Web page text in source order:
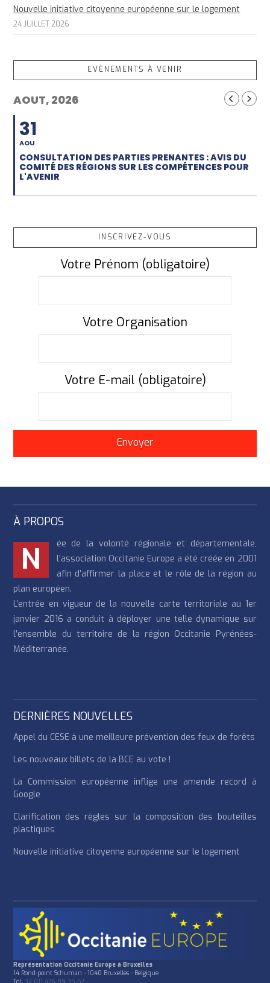
Nouvelle initiative citoyenne européenne sur le logement
24 JUILLET 2026
EVÈNEMENTS À VENIR
AOUT, 2026
31
AOU
CONSULTATION DES PARTIES PRENANTES : AVIS DU
COMITÉ DES RÉGIONS SUR LES COMPÉTENCES POUR
L'AVENIR
INSCRIVEZ-VOUS
Votre Prénom (obligatoire)
Votre Organisation
Votre E-mail (obligatoire)
À PROPOS
N
ée de la volonté régionale et départementale,
l’association Occitanie Europe a été créée en 2001
afin d’affirmer la place et le rôle de la région au
plan européen.
L’entrée en vigueur de la nouvelle carte territoriale au 1er
janvier 2016 a conduit à déployer une telle dynamique sur
l’ensemble du territoire de la région Occitanie Pyrénées-
Méditerranée.
DERNIÈRES NOUVELLES
Appel du CESE à une meilleure prévention des feux de forêts
Les nouveaux billets de la BCE au vote !
La Commission européenne inflige une amende record à
Google
Clarification des règles sur la composition des bouteilles
plastiques
Nouvelle initiative citoyenne européenne sur le logement
Représentation Occitanie Europe à Bruxelles
14 Rond-point Schuman - 1040 Bruxelles - Belgique
Tél: 32 (0) 476 89 35 57